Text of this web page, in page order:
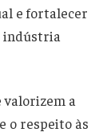
e fortalecer
indústria
a
o respeito às